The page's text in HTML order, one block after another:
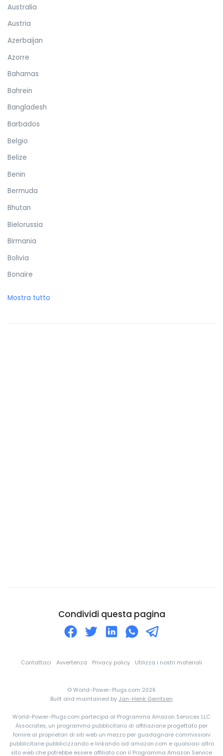
Australia
Austria
Azerbaijan
Azorre
Bahamas
Bahrein
Bangladesh
Barbados
Belgio
Belize
Benin
Bermuda
Bhutan
Bielorussia
Birmania
Bolivia
Bonaire
Brasile
Costa Rica
Danimarca
Dominica
Mostra tutto
Condividi questa pagina
Contattaci Avvertenza Privacy policy Utilizza i nostri materiali
© World-Power-Plugs.com 2026
Built and maintained by Jan-Henk Gerritsen
World-Power-Plugs.com partecipa al Programma Amazon Services LLC
Associates, un programma pubblicitario di affiliazione progettato per
fornire ai proprietari di siti web un mezzo per guadagnare commissioni
pubblicitarie pubblicizzando e linkando ad amazon.com e qualsiasi altro
sito web che potrebbe essere affiliato con il Programma Amazon Service